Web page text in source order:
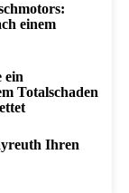
einem
ein
Totalschaden
Ihren